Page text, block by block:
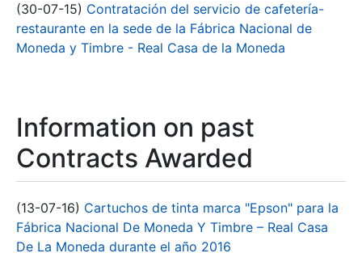
Show/Hide
(30-07-15) Contratación del servicio de cafetería-
restaurante en la sede de la Fábrica Nacional de
Moneda y Timbre - Real Casa de la Moneda
Information on past
Contracts Awarded
(13-07-16) Cartuchos de tinta marca "Epson" para la
Fábrica Nacional De Moneda Y Timbre – Real Casa
De La Moneda durante el año 2016